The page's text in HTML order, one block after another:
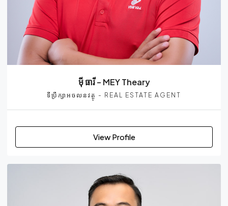
មុី ធារី – MEY Theary
ទីប្រឹក្សាអចលនវត្ថុ - REAL ESTATE AGENT
View Profile